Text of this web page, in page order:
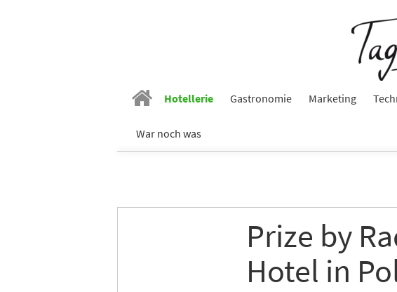
Hotellerie Gastronomie Marketing
War noch was
Prize by
Hotel in
Keine
Jetzt
Branche